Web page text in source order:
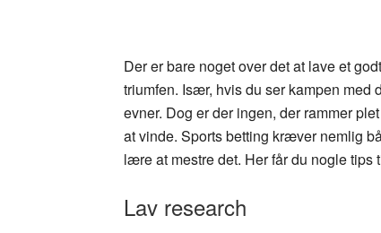
Der er bare noget over det at lave et
triumfen. Især, hvis du ser kampen
evner. Dog er der ingen, der rammer
at vinde. Sports betting kræver nemlig
lære at mestre det. Her får du nogle tips
Lav research